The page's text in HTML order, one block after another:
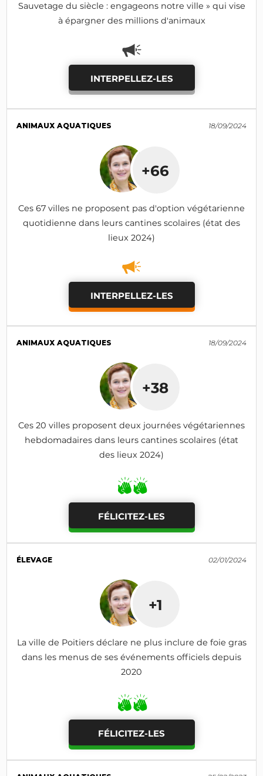
Sauvetage du siècle : engageons notre ville » qui vise
à épargner des millions d'animaux
INTERPELLEZ-LES
ANIMAUX AQUATIQUES 18/09/2024
+66
Ces 67 villes ne proposent pas d'option végétarienne
quotidienne dans leurs cantines scolaires (état des
lieux 2024)
INTERPELLEZ-LES
ANIMAUX AQUATIQUES 18/09/2024
+38
Ces 20 villes proposent deux journées végétariennes
hebdomadaires dans leurs cantines scolaires (état
des lieux 2024)
FÉLICITEZ-LES
ÉLEVAGE 02/01/2024
+1
La ville de Poitiers déclare ne plus inclure de foie gras
dans les menus de ses événements officiels depuis
2020
FÉLICITEZ-LES